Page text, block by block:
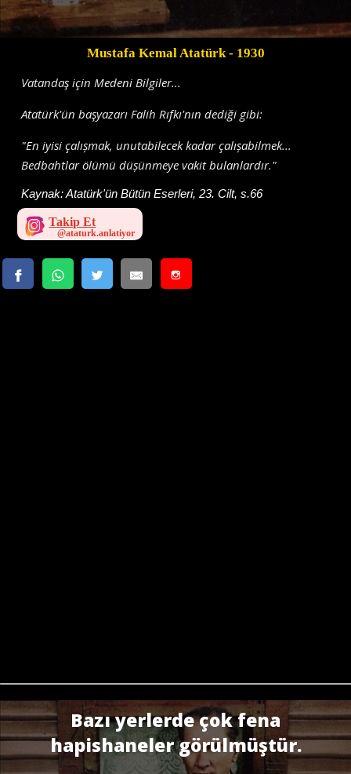
Mustafa Kemal Atatürk- 1930
Vatandaş için Medeni Bilgiler...
Atatürk'ün başyazarı Falih Rıfkı'nın dediği gibi:
"En iyisi çalıșmak, unutabilecek kadar çalıșabilmek...
Bedbahtlar ölümü düșünmeye vakit bulanlardır."
Kaynak:Atatürk'ün Bütün Eserleri, 23. Cilt, s.66
Takip Et
Bazı yerlerde çok fena
hapishaneler görülmüştür.